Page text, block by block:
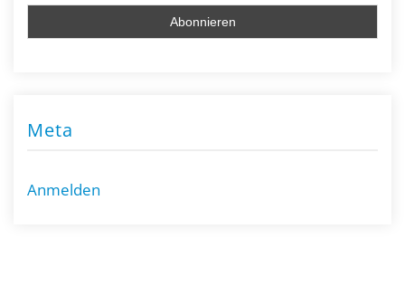
Meta
Anmelden